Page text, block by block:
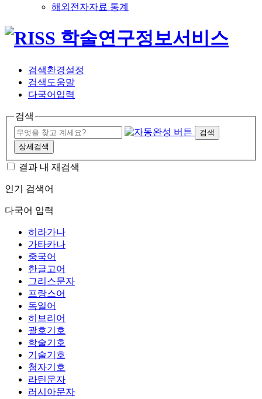
해외전자자료 통계
검색환경설정
검색도움말
다국어입력
검색
검색
상세검색
결과 내 재검색
인기 검색어
다국어 입력
히라가나
가타카나
중국어
한글고어
그리스문자
프랑스어
독일어
히브리어
괄호기호
학술기호
기술기호
첨자기호
라틴문자
러시아문자